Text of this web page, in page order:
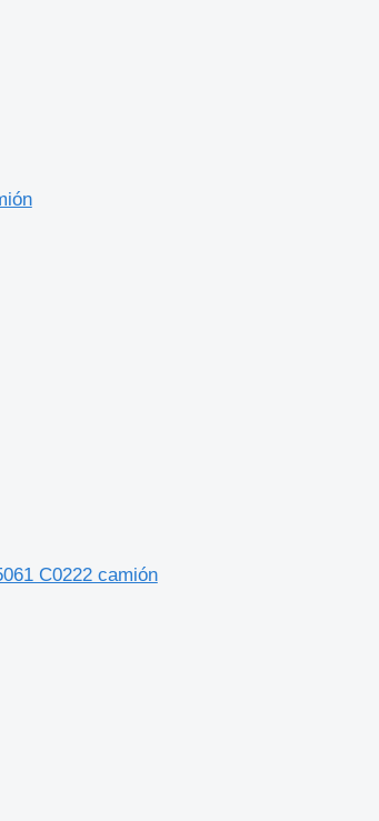
C0222 camión